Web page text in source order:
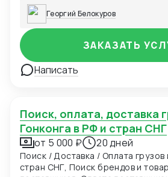
Георгий Белокуров
Написать
ЗАКАЗАТЬ
Поиск, оплата, доставка грузов из
Гонконга в РФ и стран СНГ
от 5 000 ₽ 20 дней
Поиск / Доставка / Оплата грузов из
стран СНГ, Поиск брендов и